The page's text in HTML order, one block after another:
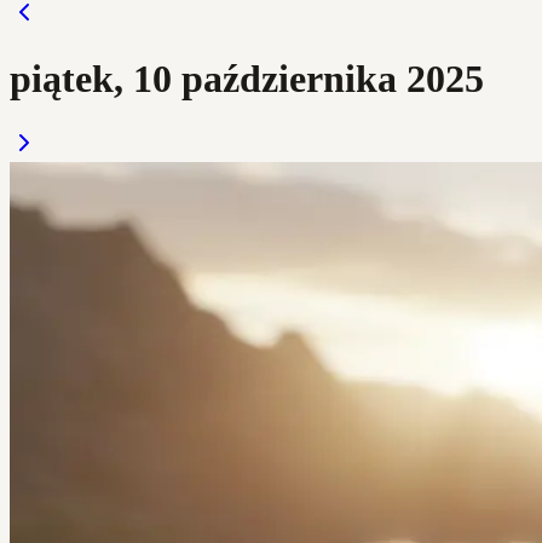
piątek, 10 października 2025